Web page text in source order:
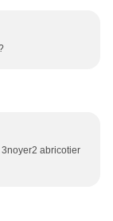
abricotier